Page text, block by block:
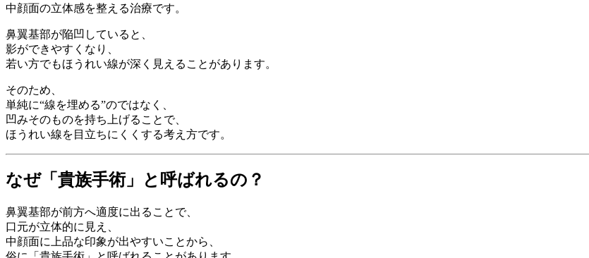
中顔面の立体感を整える治療です。
鼻翼基部が陥凹していると、
影ができやすくなり、
若い方でもほうれい線が深く見えることがあります。
そのため、
単純に“線を埋める”のではなく、
凹みそのものを持ち上げることで、
ほうれい線を目立ちにくくする考え方です。
なぜ「貴族手術」と呼ばれるの？
鼻翼基部が前方へ適度に出ることで、
口元が立体的に見え、
中顔面に上品な印象が出やすいことから、